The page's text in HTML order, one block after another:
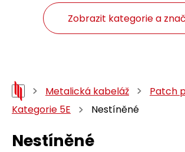
Zobrazit kategorie a
Metalická kabeláž
Patch
Kategorie 5E
Nestíněné
Nestíněné